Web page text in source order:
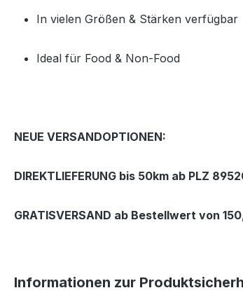
In vielen Größen & Stärken verfügbar
Ideal für Food & Non‑Food
NEUE VERSANDOPTIONEN:
DIREKTLIEFERUNG bis 50km ab PLZ
GRATISVERSAND ab Bestellwert von
Informationen zur